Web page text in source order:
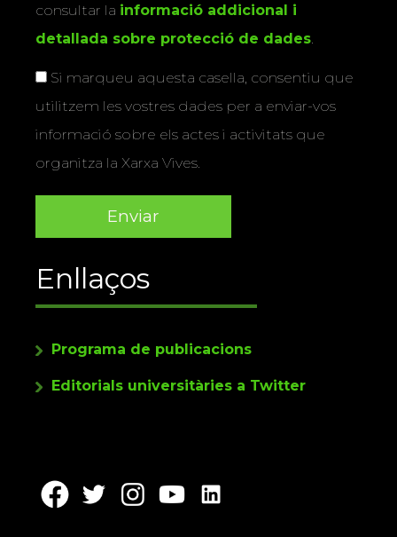
consultar la informació addicional i
detallada sobre protecció de dades.
Si marqueu aquesta casella, consentiu que
utilitzem les vostres dades per a enviar-vos
informació sobre els actes i activitats que
organitza la Xarxa Vives.
Enllaços
Programa de publicacions
Editorials universitàries a Twitter